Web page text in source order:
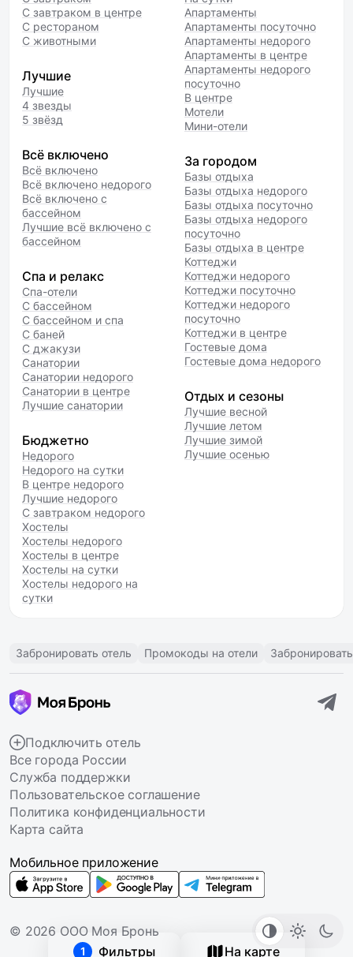
1 Фильтры На карте
С завтраком в центре
С рестораном
С животными
Лучшие
Лучшие
4 звезды
5 звёзд
Всё включено
Всё включено
Всё включено недорого
Всё включено с
бассейном
Лучшие всё включено с
бассейном
Спа и релакс
Спа-отели
С бассейном
С бассейном и спа
С баней
С джакузи
Санатории
Санатории недорого
Санатории в центре
Лучшие санатории
Бюджетно
Недорого
Недорого на сутки
В центре недорого
Лучшие недорого
С завтраком недорого
Хостелы
Хостелы недорого
Хостелы в центре
Хостелы на сутки
Хостелы недорого на
сутки
Апартаменты
Апартаменты посуточно
Апартаменты недорого
Апартаменты в центре
Апартаменты недорого
посуточно
В центре
Мотели
Мини-отели
За городом
Базы отдыха
Базы отдыха недорого
Базы отдыха посуточно
Базы отдыха недорого
посуточно
Базы отдыха в центре
Коттеджи
Коттеджи недорого
Коттеджи посуточно
Коттеджи недорого
посуточно
Коттеджи в центре
Гостевые дома
Гостевые дома недорого
Отдых и сезоны
Лучшие весной
Лучшие летом
Лучшие зимой
Лучшие осенью
Забронировать отель Промокоды на отели
Подключить отель
Все города России
Служба поддержки
Пользовательское соглашение
Политика конфиденциальности
Карта сайта
© 2026 ООО Моя Бронь
Мобильное приложение